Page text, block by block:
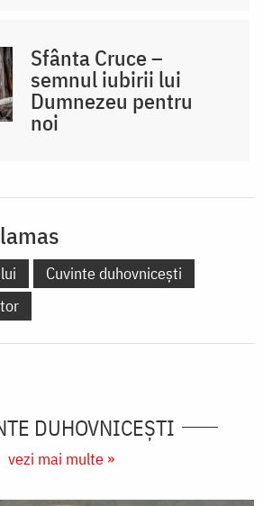
Sfânta Cruce –
semnul iubirii lui
Dumnezeu pentru
noi
Cuvinte duhovnicești
DUHOVNICEȘTI
vezi mai multe »